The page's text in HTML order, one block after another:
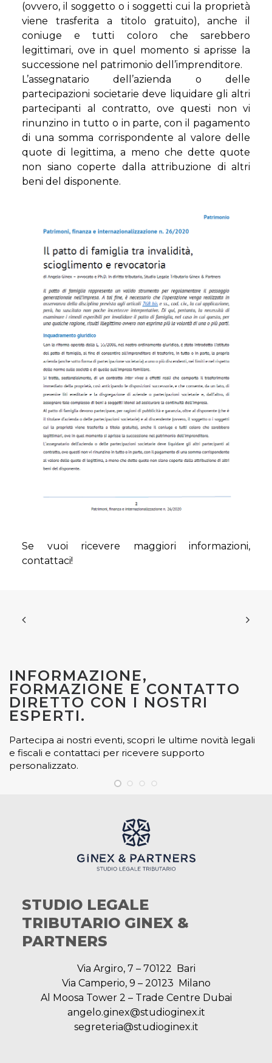
(ovvero, il soggetto o i soggetti cui la proprietà
viene trasferita a titolo gratuito), anche il
coniuge e tutti coloro che sarebbero
legittimari, ove in quel momento si aprisse la
successione nel patrimonio dell’imprenditore.
L’assegnatario dell’azienda o delle
partecipazioni societarie deve liquidare gli altri
partecipanti al contratto, ove questi non vi
rinunzino in tutto o in parte, con il pagamento
di una somma corrispondente al valore delle
quote di legittima, a meno che dette quote
non siano coperte dalla attribuzione di altri
beni del disponente.
Se vuoi ricevere maggiori informazioni,
contattaci!
INFORMAZIONE,
FORMAZIONE E CONTATTO
DIRETTO CON I NOSTRI
ESPERTI.
Partecipa ai nostri eventi, scopri le ultime novità legali
e fiscali e contattaci per ricevere supporto
personalizzato.
STUDIO LEGALE
TRIBUTARIO GINEX &
PARTNERS
Via Argiro, 7 – 70122 Bari
Via Camperio, 9 – 20123 Milano
Al Moosa Tower 2 – Trade Centre Dubai
angelo.ginex@studioginex.it
segreteria@studioginex.it